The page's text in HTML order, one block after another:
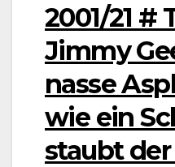
2001/21 #
Jimmy
nasse
wie ein
staubt